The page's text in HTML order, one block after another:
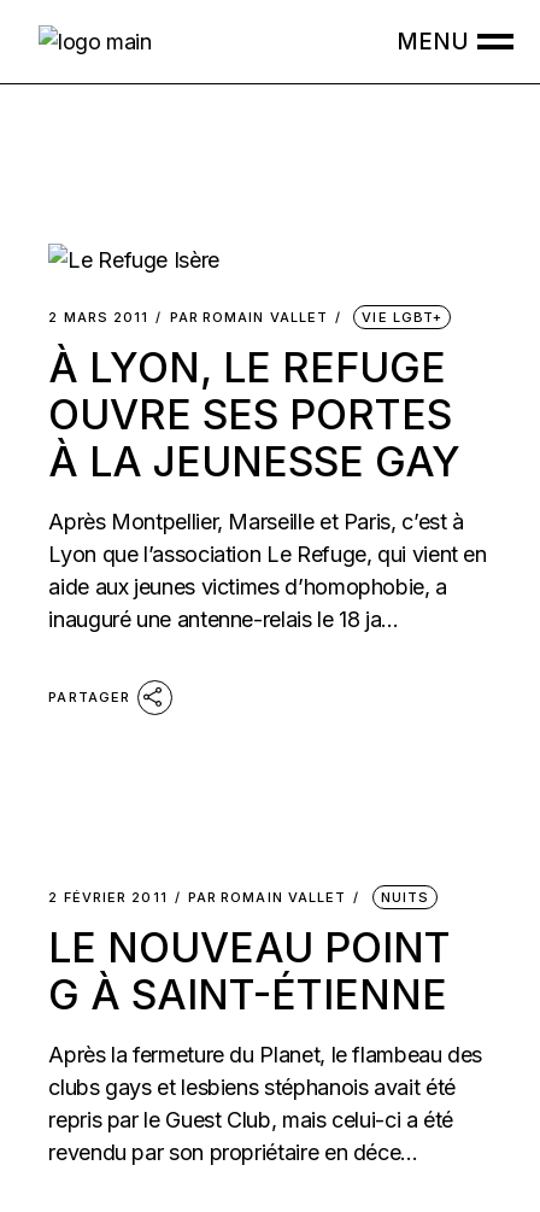
2 MARS 2011 PAR ROMAIN VALLET VIE LGBT+
À LYON, LE REFUGE
OUVRE SES PORTES
À LA JEUNESSE GAY
Après Montpellier, Marseille et Paris, c’est à
Lyon que l’association Le Refuge, qui vient en
aide aux jeunes victimes d’homophobie, a
inauguré une antenne-relais le 18 ja...
PARTAGER
2 FÉVRIER 2011 PAR ROMAIN VALLET NUITS
LE NOUVEAU POINT
G À SAINT-ÉTIENNE
Après la fermeture du Planet, le flambeau des
clubs gays et lesbiens stéphanois avait été
repris par le Guest Club, mais celui-ci a été
revendu par son propriétaire en déce...